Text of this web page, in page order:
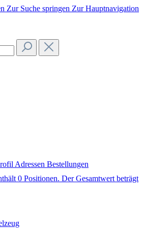
Zur Suche springen Zur Hauptnavigation
Adressen Bestellungen
0 Positionen. Der Gesamtwert beträgt